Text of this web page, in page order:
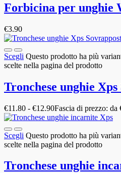
Forbicina per unghie
€3.90
Scegli Questo prodotto ha più
scelte nella pagina del prodotto
Tronchese unghie
€11.80 - €12.90Fascia di prezzo: da
Scegli Questo prodotto ha più
scelte nella pagina del prodotto
Tronchese unghie